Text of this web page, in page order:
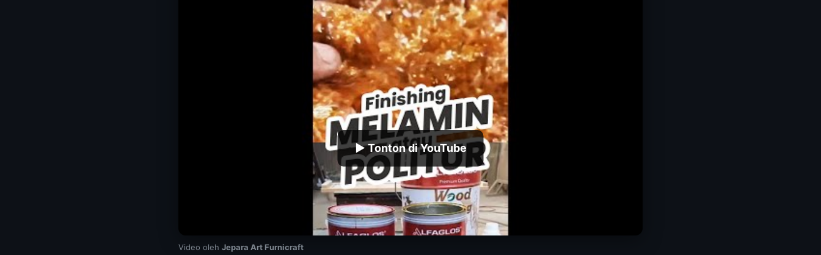
▶ Tonton di YouTube
Video oleh Jepara Art Furnicraft